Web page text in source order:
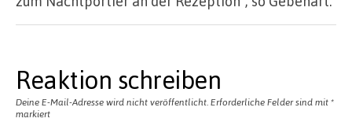
Reaktion schreiben
Deine E-Mail-Adresse wird nicht veröffentlicht. Erforderliche Felder sind mit *
markiert